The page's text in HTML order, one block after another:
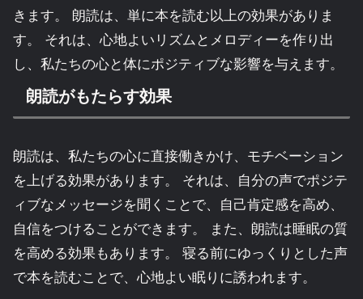
きます。 朗読は、単に本を読む以上の効果がありま
す。 それは、心地よいリズムとメロディーを作り出
し、私たちの心と体にポジティブな影響を与えます。
朗読がもたらす効果
朗読は、私たちの心に直接働きかけ、モチベーション
を上げる効果があります。 それは、自分の声でポジテ
ィブなメッセージを聞くことで、自己肯定感を高め、
自信をつけることができます。 また、朗読は睡眠の質
を高める効果もあります。 寝る前にゆっくりとした声
で本を読むことで、心地よい眠りに誘われます。